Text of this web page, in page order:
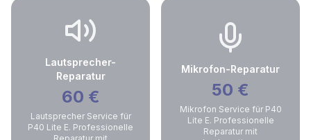
Lautsprecher-
Reparatur
60 €
Lautsprecher Service für
P40 Lite E. Professionelle
Mikrofon-Reparatur
50 €
Mikrofon Service für P40
Lite E. Professionelle
Reparatur mit